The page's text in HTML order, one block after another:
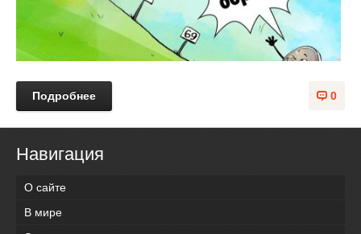
0
Подробнее
Навигация
О сайте
В мире